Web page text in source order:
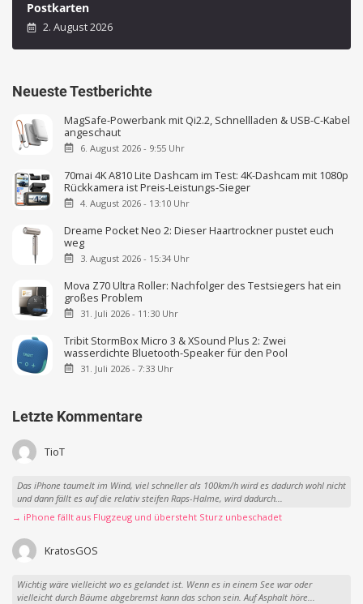
Postkarten
2. August 2026
Neueste Testberichte
MagSafe-Powerbank mit Qi2.2, Schnellladen & USB-C-Kabel
angeschaut
6. August 2026 - 9:55 Uhr
70mai 4K A810 Lite Dashcam im Test: 4K-Dashcam mit 1080p
Rückkamera ist Preis-Leistungs-Sieger
4. August 2026 - 13:10 Uhr
Dreame Pocket Neo 2: Dieser Haartrockner pustet euch
weg
3. August 2026 - 15:34 Uhr
Mova Z70 Ultra Roller: Nachfolger des Testsiegers hat ein
großes Problem
31. Juli 2026 - 11:30 Uhr
Tribit StormBox Micro 3 & XSound Plus 2: Zwei
wasserdichte Bluetooth-Speaker für den Pool
31. Juli 2026 - 7:33 Uhr
Letzte Kommentare
TioT
Das iPhone taumelt im Wind, viel schneller als 100km/h wird es dadurch wohl nicht
und dann fällt es auf die relativ steifen Raps-Halme, wird dadurch...
→ iPhone fällt aus Flugzeug und übersteht Sturz unbeschadet
KratosGOS
Wichtig wäre vielleicht wo es gelandet ist. Wenn es in einem See war oder
vielleicht durch Bäume abgebremst kann das schon sein. Auf Asphalt höre...